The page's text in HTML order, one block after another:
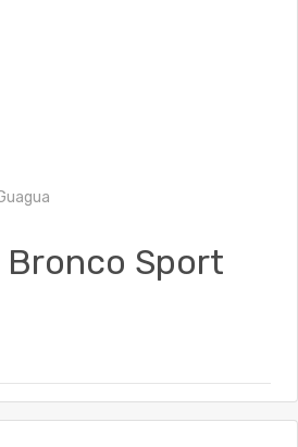
Sport